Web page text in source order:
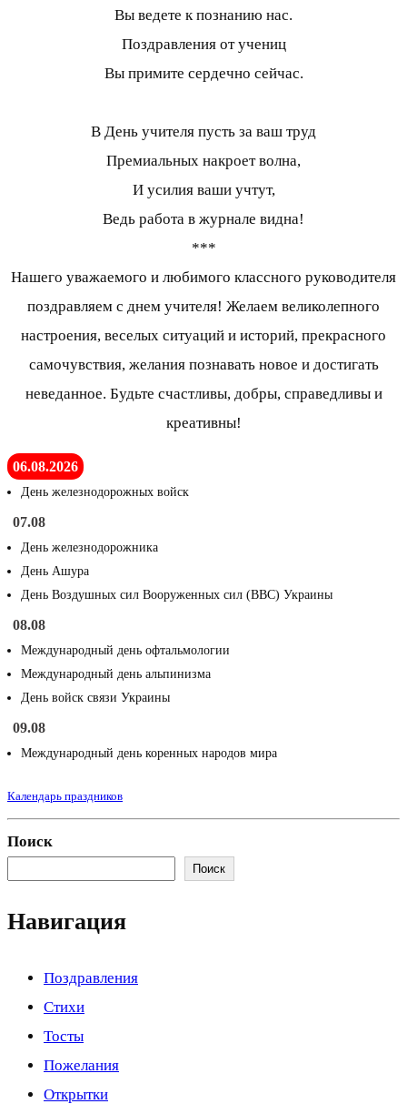
Вы ведете к познанию нас.
Поздравления от учениц
Вы примите сердечно сейчас.
В День учителя пусть за ваш труд
Премиальных накроет волна,
И усилия ваши учтут,
Ведь работа в журнале видна!
***
Нашего уважаемого и любимого классного руководителя
поздравляем с днем учителя! Желаем великолепного
настроения, веселых ситуаций и историй, прекрасного
самочувствия, желания познавать новое и достигать
неведанное. Будьте счастливы, добры, справедливы и
креативны!
06.08.2026
День железнодорожных войск
07.08
День железнодорожника
День Ашура
День Воздушных сил Вооруженных сил (ВВС) Украины
08.08
Международный день офтальмологии
Международный день альпинизма
День войск связи Украины
09.08
Международный день коренных народов мира
Календарь праздников
Поиск
Поиск
Навигация
Поздравления
Стихи
Тосты
Пожелания
Открытки